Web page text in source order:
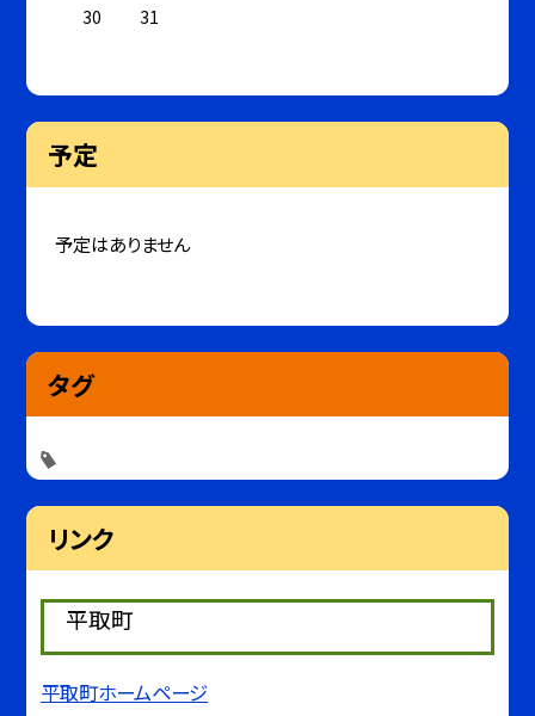
30
31
予定
予定はありません
タグ
リンク
平取町
平取町ホームページ